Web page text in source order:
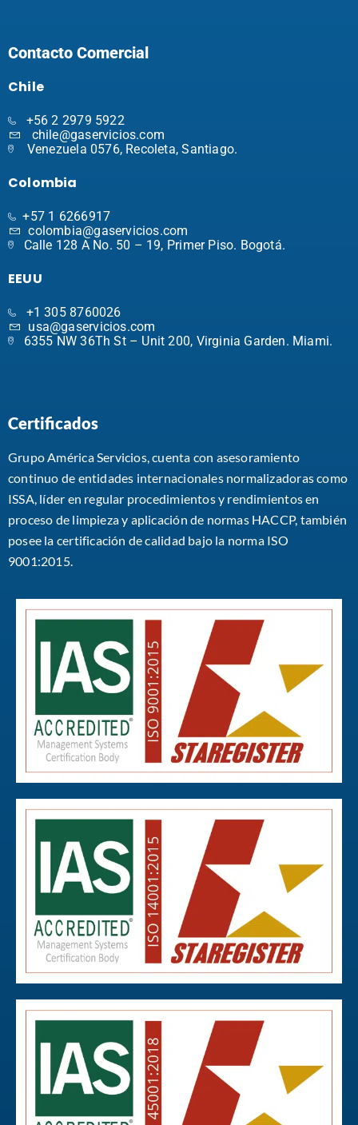
Contacto Comercial
Chile
+56 2 2979 5922
chile@gaservicios.com
Venezuela 0576, Recoleta, Santiago.
Colombia
+57 1 6266917
colombia@gaservicios.com
Calle 128 A No. 50 – 19, Primer Piso. Bogotá.
EEUU
+1 305 8760026
usa@gaservicios.com
6355 NW 36Th St – Unit 200, Virginia Garden. Miami.
Certificados
Grupo América Servicios, cuenta con asesoramiento
continuo de entidades internacionales normalizadoras como
ISSA, líder en regular procedimientos y rendimientos en
proceso de limpieza y aplicación de normas HACCP, también
posee la certificación de calidad bajo la norma ISO
9001:2015.